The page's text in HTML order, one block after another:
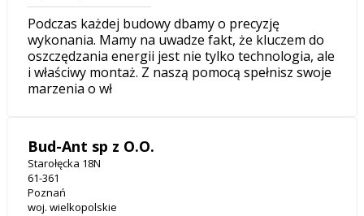
Podczas każdej budowy dbamy o precyzję
wykonania. Mamy na uwadze fakt, że kluczem do
oszczędzania energii jest nie tylko technologia, ale
i właściwy montaż. Z naszą pomocą spełnisz swoje
marzenia o wł
Bud-Ant sp z O.O.
Starołęcka 18N
61-361
Poznań
woj. wielkopolskie